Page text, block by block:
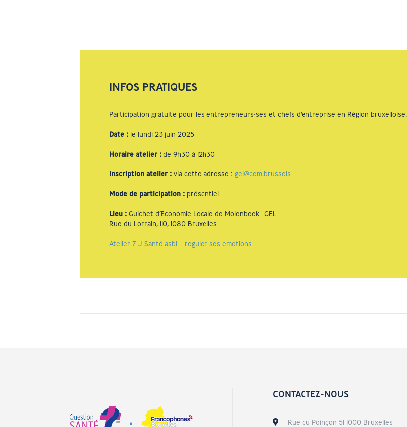
INFOS PRATIQUES
Participation gratuite pour les entrepreneurs⸱ses et chefs d’entreprise en Région bruxelloise.
Date : le lundi 23 juin 2025
Horaire atelier : de 9h30 à 12h30
Inscription atelier : via cette adresse : gel@cem.brussels
Mode de participation : présentiel
Lieu : Guichet d’Economie Locale de Molenbeek -GEL
Rue du Lorrain, 110, 1080 Bruxelles
Atelier 7 J Santé asbl – reguler ses emotions
CONTACTEZ-NOUS
Rue du Poinçon 51 1000 Bruxelles